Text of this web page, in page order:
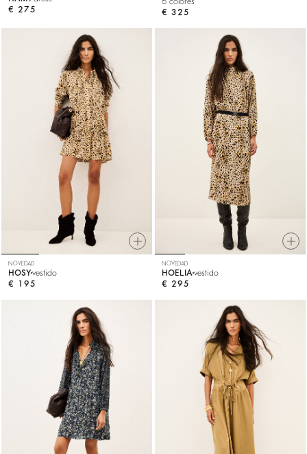
€ 275
€ 325
NOVEDAD
HOSYvestido
€ 195
NOVEDAD
HOELIAvestido
€ 295